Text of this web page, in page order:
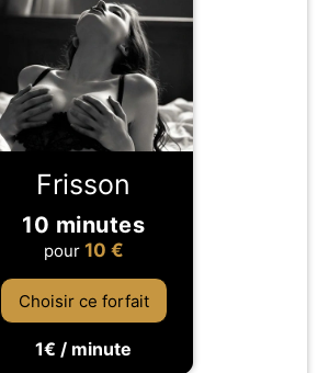
Frisson
10 minutes
pour 10 €
Choisir ce forfait
1€ / minute